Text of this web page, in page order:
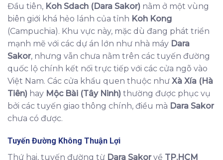
Đầu tiên, Koh Sdach (Dara Sakor) nằm ở một vùng
biên giới khá hẻo lánh của tỉnh Koh Kong
(Campuchia). Khu vực này, mặc dù đang phát triển
mạnh mẽ với các dự án lớn như nhà máy Dara
Sakor, nhưng vẫn chưa nằm trên các tuyến đường
quốc lộ chính kết nối trực tiếp với các cửa ngõ vào
Việt Nam. Các cửa khẩu quen thuộc như Xà Xía (Hà
Tiên) hay Mộc Bài (Tây Ninh) thường được phục vụ
bởi các tuyến giao thông chính, điều mà Dara Sakor
chưa có được.
Tuyến Đường Không Thuận Lợi
Thứ hai, tuyến đường từ Dara Sakorvề TP.HCM